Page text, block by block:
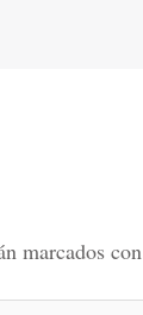
marcados con